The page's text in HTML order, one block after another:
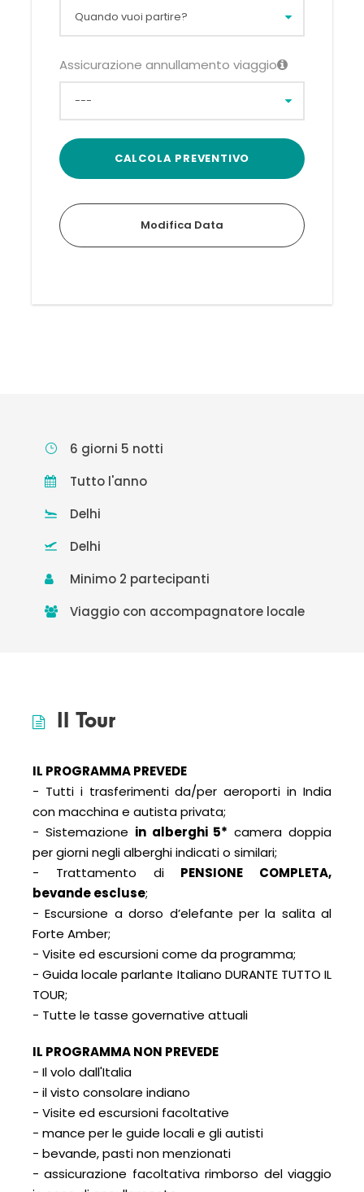
Assicurazione annullamento viaggio
Modifica Data
6 giorni 5 notti
Tutto l'anno
Delhi
Delhi
Minimo 2 partecipanti
Viaggio con accompagnatore locale
Il Tour
IL PROGRAMMA PREVEDE
- Tutti i trasferimenti da/per aeroporti in India
con macchina e autista privata;
- Sistemazione in alberghi 5* camera doppia
per giorni negli alberghi indicati o similari;
- Trattamento di PENSIONE COMPLETA,
bevande escluse;
- Escursione a dorso d’elefante per la salita al
Forte Amber;
- Visite ed escursioni come da programma;
- Guida locale parlante Italiano DURANTE TUTTO IL
TOUR;
- Tutte le tasse governative attuali
IL PROGRAMMA NON PREVEDE
- Il volo dall'Italia
- il visto consolare indiano
- Visite ed escursioni facoltative
- mance per le guide locali e gli autisti
- bevande, pasti non menzionati
- assicurazione facoltativa rimborso del viaggio